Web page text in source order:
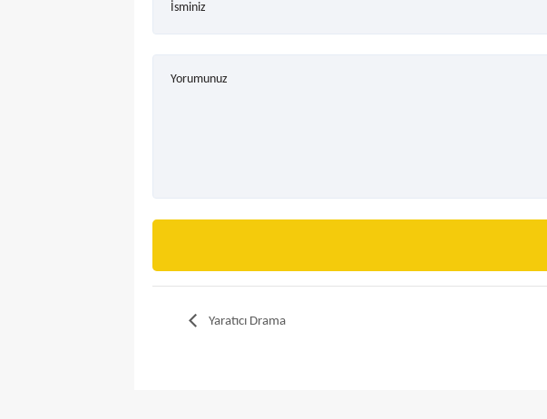
İsminiz
Yorumunuz
Yaratıcı Drama